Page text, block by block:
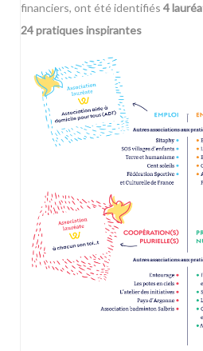
financiers, ont été identifiés 4
24 pratiques inspirantes